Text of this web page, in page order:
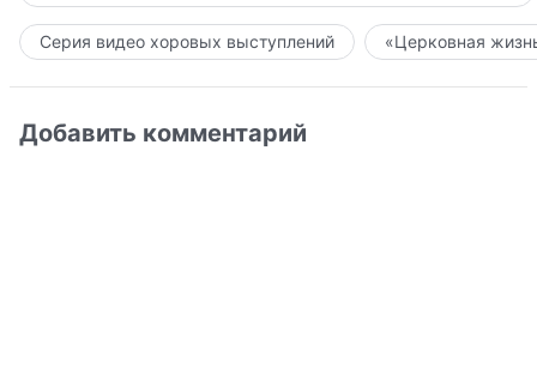
Серия видео хоровых выступлений «Церковная
Добавить комментарий